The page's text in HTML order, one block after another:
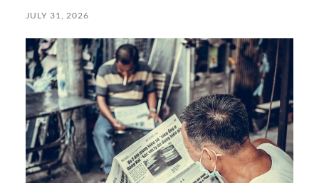
JULY 31, 2026